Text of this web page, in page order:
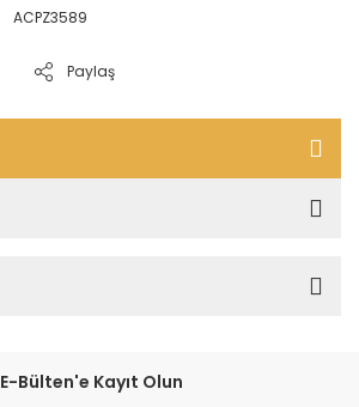
ACPZ3589
Paylaş
E-Bülten'e Kayıt Olun